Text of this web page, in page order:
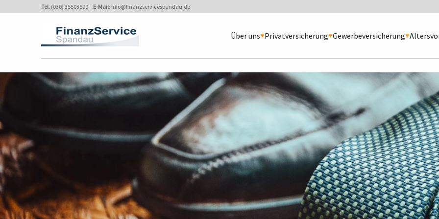
Tel. (030) 35503599 E-Mail: info@finanzservicespandau.de
Über uns Privatversicherung Gewerbeversicherung